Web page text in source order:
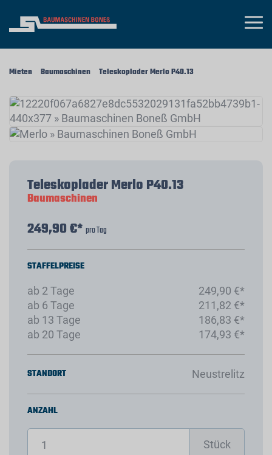
Mieten Baumaschinen Teleskoplader Merlo P40.13
Teleskoplader Merlo P40.13
Baumaschinen
249,90 €* pro Tag
STAFFELPREISE
ab 2 Tage
249,90 €*
ab 6 Tage
211,82 €*
ab 13 Tage
186,83 €*
ab 20 Tage
174,93 €*
STANDORT Neustrelitz
ANZAHL
Stück